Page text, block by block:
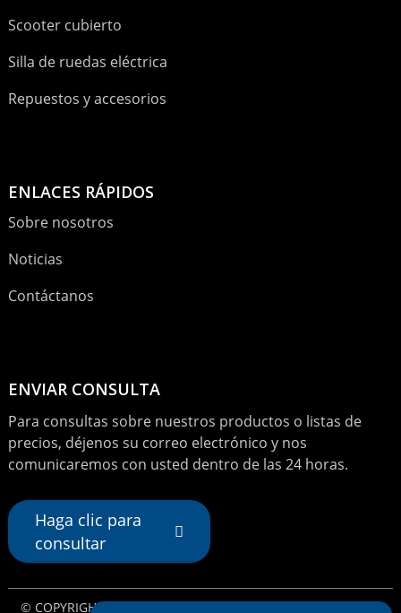
Scooter cubierto
Silla de ruedas eléctrica
Repuestos y accesorios
ENLACES RÁPIDOS
Sobre nosotros
Noticias
Contáctanos
ENVIAR CONSULTA
Para consultas sobre nuestros productos o listas de
precios, déjenos su correo electrónico y nos
comunicaremos con usted dentro de las 24 horas.
Haga clic para
consultar
© COPYRIGHT - 2024 : TODOS LOS DERECHOS RESERVADOS.